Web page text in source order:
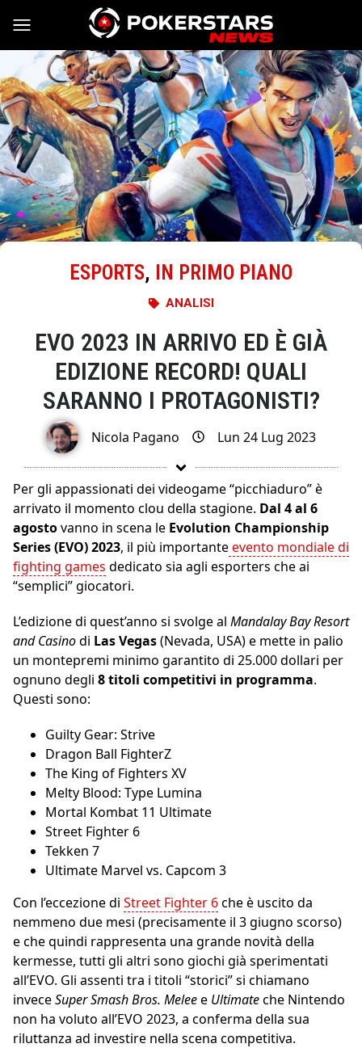
Vai al contenuto
ESPORTS, IN PRIMO PIANO
ANALISI
EVO 2023 IN ARRIVO ED È GIÀ
EDIZIONE RECORD! QUALI
SARANNO I PROTAGONISTI?
Nicola Pagano Lun 24 Lug 2023
Per gli appassionati dei videogame “picchiaduro” è
arrivato il momento clou della stagione. Dal 4 al 6
agostovanno in scena le Evolution Championship
Series (EVO) 2023, il più importanteevento mondiale di
fighting games dedicato sia agli esporters che ai
“semplici” giocatori.
L’edizione di quest’anno si svolge al Mandalay Bay Resort
and Casinodi Las Vegas(Nevada, USA) e mette in palio
un montepremi minimo garantito di 25.000 dollari per
ognuno degli 8 titoli competitivi in programma.
Questi sono:
Guilty Gear: Strive
Dragon Ball FighterZ
The King of Fighters XV
Melty Blood: Type Lumina
Mortal Kombat 11 Ultimate
Street Fighter 6
Tekken 7
Ultimate Marvel vs. Capcom 3
Con l’eccezione di Street Fighter 6che è uscito da
nemmeno due mesi (precisamente il 3 giugno scorso)
e che quindi rappresenta una grande novità della
kermesse, tutti gli altri sono giochi già sperimentati
all’EVO. Gli assenti tra i titoli “storici” si chiamano
inveceSuper Smash Bros. Meleee Ultimateche Nintendo
non ha voluto all’EVO 2023, a conferma della sua
riluttanza ad investire nella scena competitiva.